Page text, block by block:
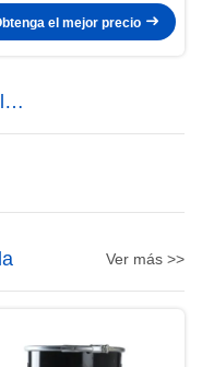
el mejor precio
Ver más >>